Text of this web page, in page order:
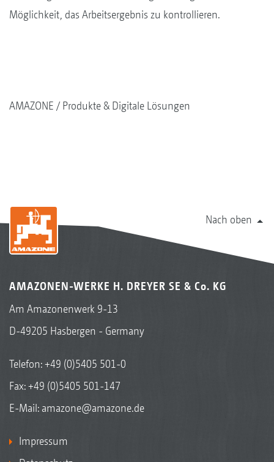
Möglichkeit, das Arbeitsergebnis zu kontrollieren.
AMAZONE Produkte & Digitale Lösungen
Nach oben
AMAZONEN-WERKE H. DREYER SE & Co. KG
Am Amazonenwerk 9-13
D-49205 Hasbergen - Germany
Telefon:+49 (0)5405 501-0
Fax: +49 (0)5405 501-147
E-Mail: amazone@amazone.de
Impressum